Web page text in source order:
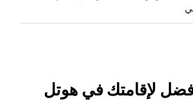
لإقامتك في هوتل